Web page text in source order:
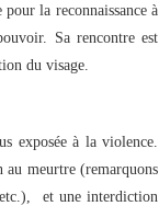
la reconnaissance à
Sa rencontre est
du visage.
exposée à la violence.
meurtre (remarquons
et une interdiction